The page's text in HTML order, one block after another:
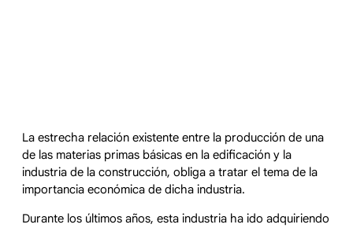
La estrecha relación existente entre la producción de una
de las materias primas básicas en la edificación y la
industria de la construcción, obliga a tratar el tema de la
importancia económica de dicha industria.
Durante los últimos años, esta industria ha ido adquiriendo